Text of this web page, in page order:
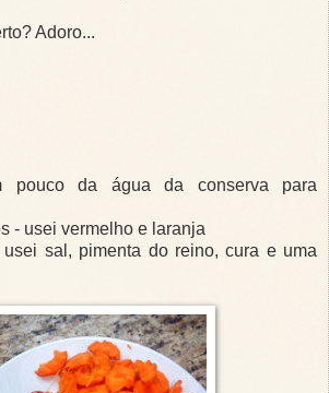
Adoro...
pouco da água da conserva para
- usei vermelho e laranja
sal, pimenta do reino, cura e uma